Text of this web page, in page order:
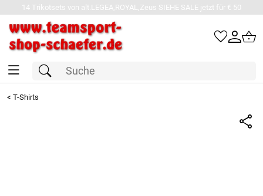
14 Trikotsets von alt.LEGEA,ROYAL,Zeus SIEHE SALE jetzt für € 50
< T-Shirts